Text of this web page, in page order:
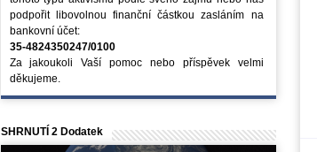
podpořit libovolnou finanční částkou zasláním na
bankovní účet:
35-4824350247/0100
Za jakoukoli Vaší pomoc nebo příspěvek velmi
děkujeme.
SHRNUTÍ 2 Dodatek